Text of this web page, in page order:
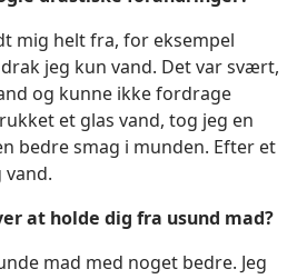
mig helt fra, for eksempel
jeg kun vand. Det var svært,
og kunne ikke fordrage
et glas vand, tog jeg en
bedre smag i munden. Efter et
at holde dig fra usund mad?
mad med noget bedre. Jeg